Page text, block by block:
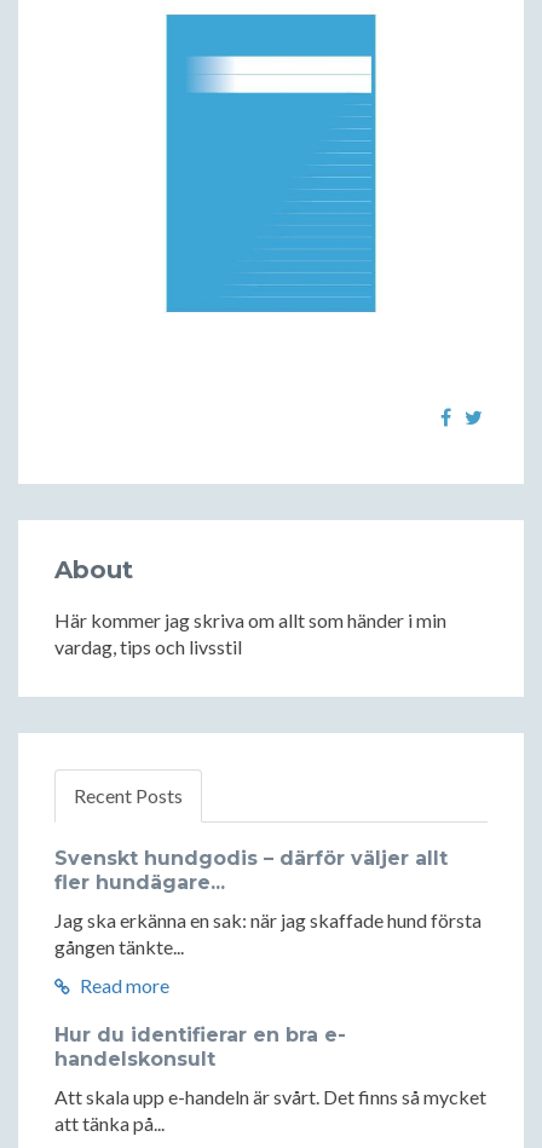
About
Här kommer jag skriva om allt som händer i min
vardag, tips och livsstil
Recent Posts
Svenskt hundgodis – därför väljer allt
fler hundägare...
Jag ska erkänna en sak: när jag skaffade hund första
gången tänkte...
Read more
Hur du identifierar en bra e-
handelskonsult
Att skala upp e-handeln är svårt. Det finns så mycket
att tänka på...